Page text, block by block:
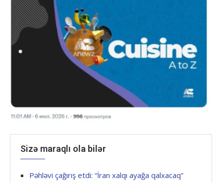
Sizə maraqlı ola bilər
Pəhləvi çağırış etdi: “İran xalqı ayağa qalxacaq”